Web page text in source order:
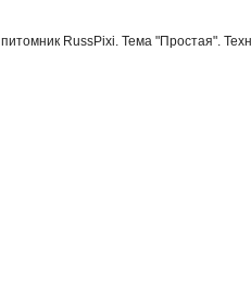
питомник RussPixi. Тема "Простая".